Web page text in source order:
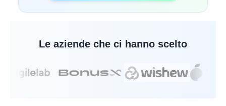
Le aziende che ci hanno scelto